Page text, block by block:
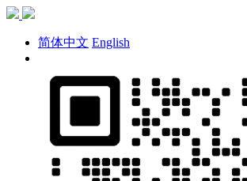
简体中文 English